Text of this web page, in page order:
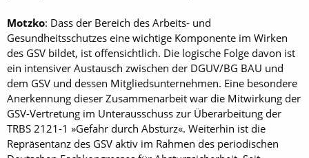
Motzko: Dass der Bereich des Arbeits- und
Gesundheitsschutzes eine wichtige Komponente im Wirken
des GSV bildet, ist offensichtlich. Die logische Folge davon ist
ein intensiver Austausch zwischen der DGUV/BG BAU und
dem GSV und dessen Mitgliedsunternehmen. Eine besondere
Anerkennung dieser Zusammenarbeit war die Mitwirkung der
GSV-Vertretung im Unterausschuss zur Überarbeitung der
TRBS 2121-1 »Gefahr durch Absturz«. Weiterhin ist die
Repräsentanz des GSV aktiv im Rahmen des periodischen